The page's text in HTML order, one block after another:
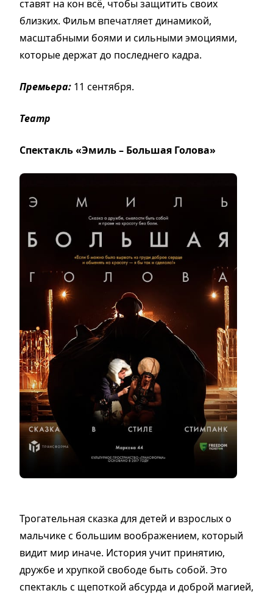
ставят на кон всё, чтобы защитить своих
близких. Фильм впечатляет динамикой,
масштабными боями и сильными эмоциями,
которые держат до последнего кадра.
Премьера: 11 сентября.
Театр
Спектакль «Эмиль – Большая Голова»
Трогательная сказка для детей и взрослых о
мальчике с большим воображением, который
видит мир иначе. История учит принятию,
дружбе и хрупкой свободе быть собой. Это
спектакль с щепоткой абсурда и доброй магией,